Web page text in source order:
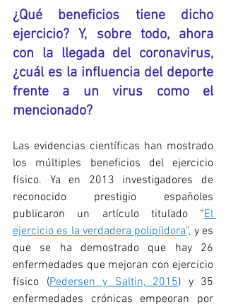
¿Qué beneficios tiene dicho
ejercicio? Y, sobre todo, ahora
con la llegada del coronavirus,
¿cuál es la influencia del deporte
frente a un virus como el
mencionado?
Las evidencias científicas han mostrado
los múltiples beneficios del ejercicio
físico. Ya en 2013 investigadores de
reconocido prestigio españoles
publicaron un artículo titulado “El
ejercicio es la verdadera polipíldora”, y es
que se ha demostrado que hay 26
enfermedades que mejoran con ejercicio
físico (Pedersen y Saltin, 2015) y 35
enfermedades crónicas empeoran por